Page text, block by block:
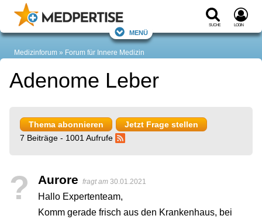
Suche Login
Menü
Medizinforum Forum für Innere Medizin
Adenome Leber
Thema abonnieren
Jetzt Frage stellen
7 Beiträge - 1001 Aufrufe
? Aurore fragt am 30.01.2021
Hallo Expertenteam,
Komm gerade frisch aus den Krankenhaus, bei